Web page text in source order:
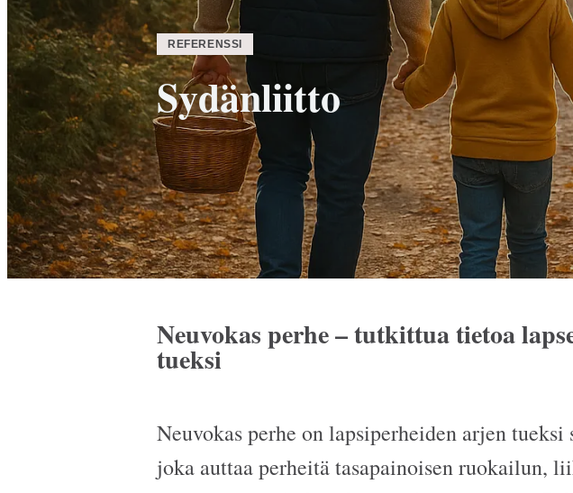
REFERENSSI
Sydänliitto
Neuvokas perhe – tutkittua tietoa
tueksi
Neuvokas perhe on lapsiperheiden arjen
joka auttaa perheitä tasapainoisen ruokailun,